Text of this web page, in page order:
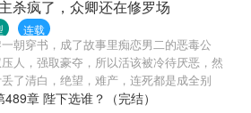
的兄妹们，他一向遵循的格言是——朋友
，豺狼来了有猎枪。
杀疯了，众卿还在修罗场
连载
朝穿书，成了故事里痴恋男二的恶毒公
人，强取豪夺，所以活该被冷待厌恶，然
了清白，绝望，难产，连死都是成全别
这窝囊的剧情她了忍不了一点儿。???掀
489章 陛下选谁？（完结）